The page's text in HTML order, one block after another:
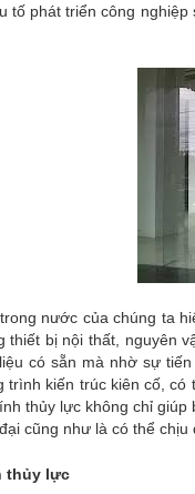
tố phát triển công
nước của chúng ta
thiết bị nội thất, nguyên
có sẵn mà nhờ sự
trình kiến trúc kiên cố,
thủy lực không chỉ
cũng như là có thể
thủy lực